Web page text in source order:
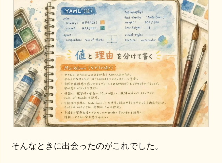
そんなときに出会ったのがこれでした。